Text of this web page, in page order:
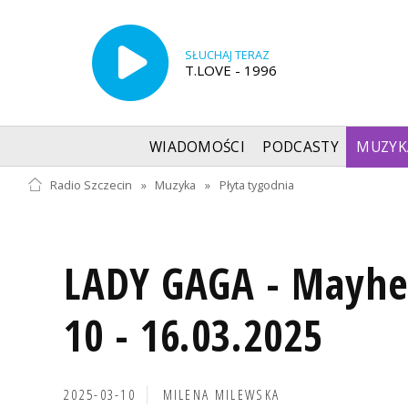
SŁUCHAJ TERAZ
T.LOVE - 1996
WIADOMOŚCI PODCASTY
Radio Szczecin » Muzyka » Płyta tygodnia
LADY GAGA -
10 - 16.03.2025
2025-03-10 MILENA MILEWSKA